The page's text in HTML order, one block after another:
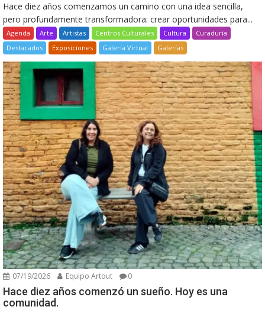
Hace diez años comenzamos un camino con una idea sencilla,
pero profundamente transformadora: crear oportunidades para...
Agenda Arte Artistas Centros Culturales Cultura
Curaduría
Destacados
Exposiciones Galería Virtual Galerías
07/19/2026 Equipo Artout 0
Hace diez años comenzó un sueño. Hoy es una
comunidad.